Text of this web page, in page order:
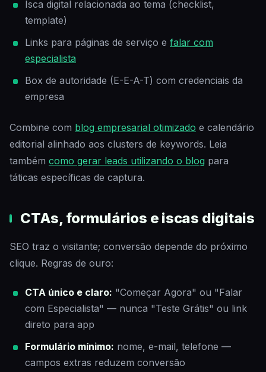
Isca digital relacionada ao tema (checklist,
template)
Links para páginas de serviço e falar com
especialista
Box de autoridade (E-E-A-T) com credenciais da
empresa
Combine com blog empresarial otimizado e calendário
editorial alinhado aos clusters de keywords. Leia
também como gerar leads utilizando o blog para
táticas específicas de captura.
CTAs, formulários e iscas digitais
SEO traz o visitante; conversão depende do próximo
clique. Regras de ouro:
CTA único e claro: "Começar Agora" ou "Falar
com Especialista" — nunca "Teste Grátis" ou link
direto para app
Formulário mínimo: nome, e-mail, telefone —
campos extras reduzem conversão